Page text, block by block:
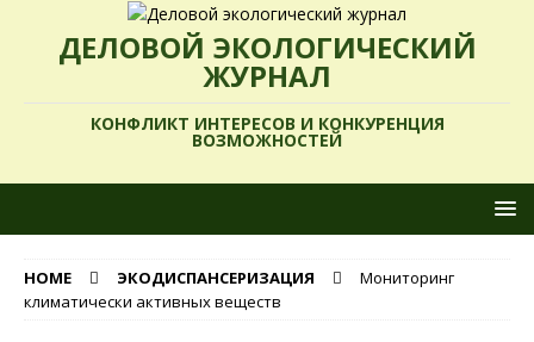
ДЕЛОВОЙ ЭКОЛОГИЧЕСКИЙ
ЖУРНАЛ
КОНФЛИКТ ИНТЕРЕСОВ И КОНКУРЕНЦИЯ
ВОЗМОЖНОСТЕЙ
HOME ЭКОДИСПАНСЕРИЗАЦИЯ
Мониторинг
климатически активных веществ